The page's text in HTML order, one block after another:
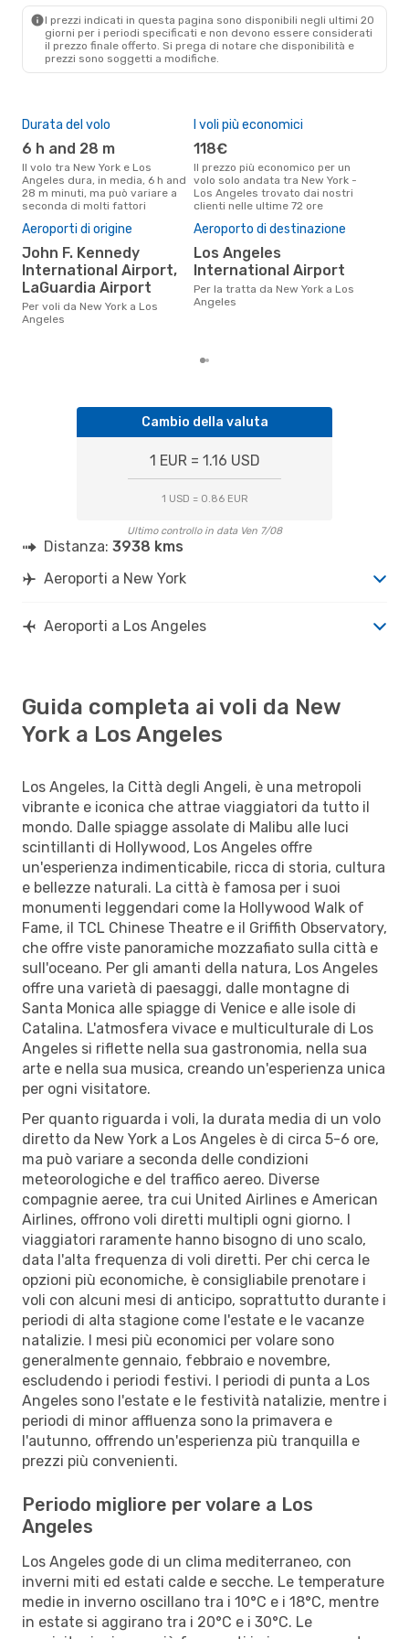
I prezzi indicati in questa pagina sono disponibili negli ultimi 20
giorni per i periodi specificati e non devono essere considerati
il ​​prezzo finale offerto. Si prega di notare che disponibilità e
prezzi sono soggetti a modifiche.
Durata del volo
6 h and 28 m
Il volo tra New York e Los
Angeles dura, in media, 6 h and
28 m minuti, ma può variare a
seconda di molti fattori
I voli più economici
118€
Il prezzo più economico per un
volo solo andata tra New York -
Los Angeles trovato dai nostri
clienti nelle ultime 72 ore
Aeroporti di origine
John F. Kennedy
International Airport,
LaGuardia Airport
Per voli da New York a Los
Angeles
Aeroporto di destinazione
Los Angeles
International Airport
Per la tratta da New York a Los
Angeles
Cambio della valuta
1 EUR = 1.16 USD
1 USD = 0.86 EUR
Ultimo controllo in data Ven 7/08
Distanza: 3938 kms
Aeroporti a New York
Aeroporti a Los Angeles
Guida completa ai voli da New
York a Los Angeles
Los Angeles, la Città degli Angeli, è una metropoli
vibrante e iconica che attrae viaggiatori da tutto il
mondo. Dalle spiagge assolate di Malibu alle luci
scintillanti di Hollywood, Los Angeles offre
un'esperienza indimenticabile, ricca di storia, cultura
e bellezze naturali. La città è famosa per i suoi
monumenti leggendari come la Hollywood Walk of
Fame, il TCL Chinese Theatre e il Griffith Observatory,
che offre viste panoramiche mozzafiato sulla città e
sull'oceano. Per gli amanti della natura, Los Angeles
offre una varietà di paesaggi, dalle montagne di
Santa Monica alle spiagge di Venice e alle isole di
Catalina. L'atmosfera vivace e multiculturale di Los
Angeles si riflette nella sua gastronomia, nella sua
arte e nella sua musica, creando un'esperienza unica
per ogni visitatore.
Per quanto riguarda i voli, la durata media di un volo
diretto da New York a Los Angeles è di circa 5-6 ore,
ma può variare a seconda delle condizioni
meteorologiche e del traffico aereo. Diverse
compagnie aeree, tra cui United Airlines e American
Airlines, offrono voli diretti multipli ogni giorno. I
viaggiatori raramente hanno bisogno di uno scalo,
data l'alta frequenza di voli diretti. Per chi cerca le
opzioni più economiche, è consigliabile prenotare i
voli con alcuni mesi di anticipo, soprattutto durante i
periodi di alta stagione come l'estate e le vacanze
natalizie. I mesi più economici per volare sono
generalmente gennaio, febbraio e novembre,
escludendo i periodi festivi. I periodi di punta a Los
Angeles sono l'estate e le festività natalizie, mentre i
periodi di minor affluenza sono la primavera e
l'autunno, offrendo un'esperienza più tranquilla e
prezzi più convenienti.
Periodo migliore per volare a Los
Angeles
Los Angeles gode di un clima mediterraneo, con
inverni miti ed estati calde e secche. Le temperature
medie in inverno oscillano tra i 10°C e i 18°C, mentre
in estate si aggirano tra i 20°C e i 30°C. Le